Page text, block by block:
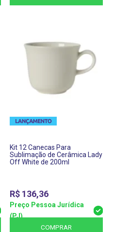
Kit 12 Canecas Para
Sublimação de Cerâmica Lady
Off White de 200ml
R$ 136,36
Preço Pessoa Jurídica
(PJ)
COMPRAR